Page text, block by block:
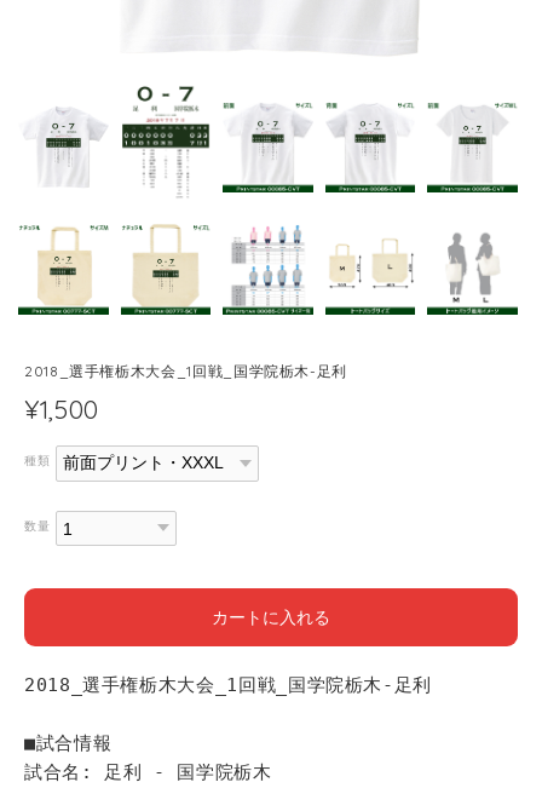
2018_選手権栃木大会_1回戦_国学院栃木-足利
¥1,500
種類
数量
カートに入れる
2018_選手権栃木大会_1回戦_国学院栃木-足利
■試合情報
試合名: 足利 - 国学院栃木